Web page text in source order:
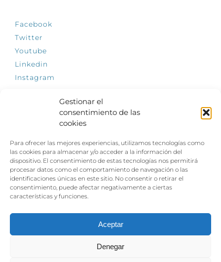
Gestionar el
consentimiento de las
cookies
Para ofrecer las mejores experiencias, utilizamos tecnologías como
las cookies para almacenar y/o acceder a la información del
dispositivo. El consentimiento de estas tecnologías nos permitirá
procesar datos como el comportamiento de navegación o las
identificaciones únicas en este sitio. No consentir o retirar el
consentimiento, puede afectar negativamente a ciertas
características y funciones.
Aceptar
Denegar
Facebook
Twitter
Youtube
Linkedin
Instagram
El empleo, la gran llave para una vida
independiente: Fundación Dfa reclama un
impulso decidido a la inclusión laboral de las
personas con discapacidad
Clown, circo y magia: el Jardín de las Artes
de julio con su segundo “Festival